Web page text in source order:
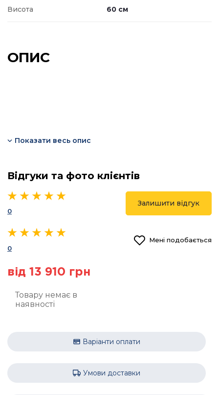
Висота 60 см
ОПИС
Показати весь опис
Відгуки та фото клієнтів
0
Залишити відгук
0
Мені подобається
від 13 910 грн
Товару немає в
наявності
Варіанти оплати
Умови доставки